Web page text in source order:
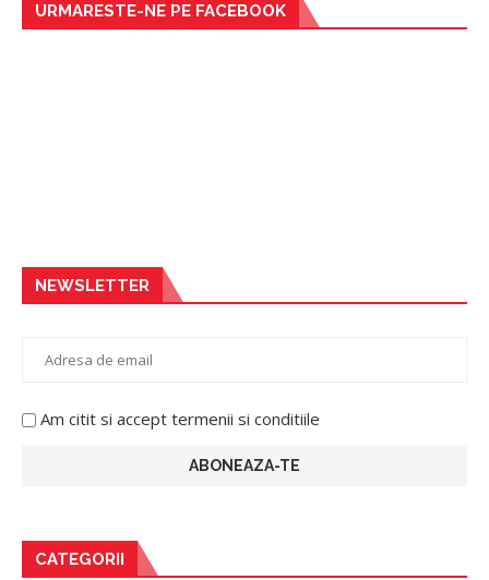
URMARESTE-NE PE FACEBOOK
NEWSLETTER
Am citit si accept termenii si conditiile
CATEGORII